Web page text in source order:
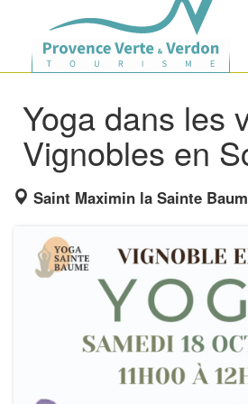
Yoga dans les
Vignobles en
Saint Maximin la Sainte